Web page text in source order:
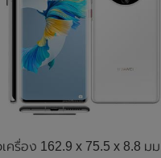
ครื่อง 162.9 x 75.5 x 8.8 ม